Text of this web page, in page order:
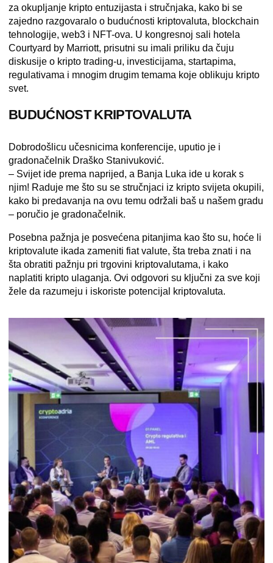
za okupljanje kripto entuzijasta i stručnjaka, kako bi se
zajedno razgovaralo o budućnosti kriptovaluta, blockchain
tehnologije, web3 i NFT-ova. U kongresnoj sali hotela
Courtyard by Marriott, prisutni su imali priliku da čuju
diskusije o kripto trading-u, investicijama, startapima,
regulativama i mnogim drugim temama koje oblikuju kripto
svet.
BUDUĆNOST KRIPTOVALUTA
Dobrodošlicu učesnicima konferencije, uputio je i
gradonačelnik Draško Stanivuković.
– Svijet ide prema naprijed, a Banja Luka ide u korak s
njim! Raduje me što su se stručnjaci iz kripto svijeta okupili,
kako bi predavanja na ovu temu održali baš u našem gradu
– poručio je gradonačelnik.
Posebna pažnja je posvećena pitanjima kao što su, hoće li
kriptovalute ikada zameniti fiat valute, šta treba znati i na
šta obratiti pažnju pri trgovini kriptovalutama, i kako
naplatiti kripto ulaganja. Ovi odgovori su ključni za sve koji
žele da razumeju i iskoriste potencijal kriptovaluta.